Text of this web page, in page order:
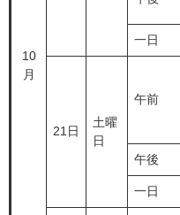
10
月
一日
21日
土曜
日
午前
午後
一日